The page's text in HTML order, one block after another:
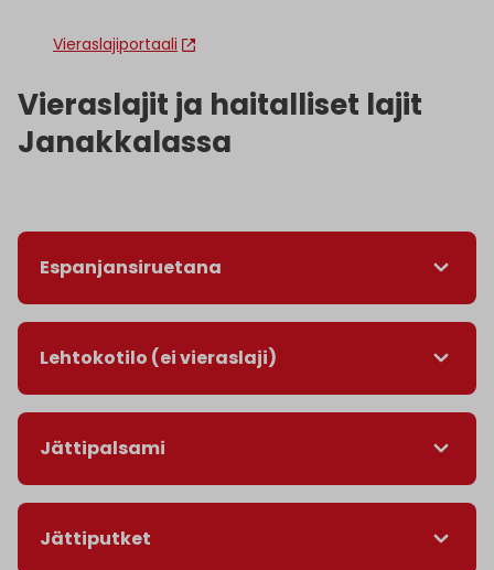
Vieraslajiportaali
Vieraslajit ja haitalliset lajit
Janakkalassa
Espanjansiruetana
Lehtokotilo (ei vieraslaji)
Jättipalsami
Jättiputket